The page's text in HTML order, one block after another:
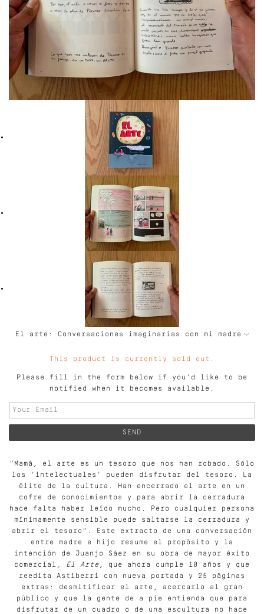
This product is currently sold out.
Please fill in the form below if you'd like to be
notified when it becomes available.
“Mamá, el arte es un tesoro que nos han robado. Sólo
los ‘intelectuales’ pueden disfrutar del tesoro. La
élite de la cultura. Han encerrado el arte en un
cofre de conocimientos y para abrir la cerradura
hace falta haber leído mucho. Pero cualquier persona
mínimamente sensible puede saltarse la cerradura y
abrir el tesoro”. Este extracto de una conversación
entre madre e hijo resume el propósito y la
intención de Juanjo Sáez en su obra de mayor éxito
comercial, El Arte , que ahora cumple 10 años y que
reedita Astiberri con nueva portada y 25 páginas
extras: desmitificar el arte, acercarlo al gran
público y que la gente de a pie entienda que para
disfrutar de un cuadro o de una escultura no hace